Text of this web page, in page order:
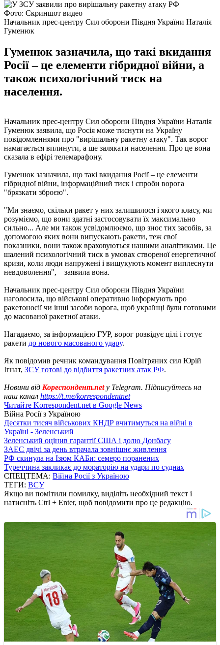
Фото: Скриншот видео
Начальник прес-центру Сил оборони Півдня України Наталія
Гуменюк
Гуменюк зазначила, що такі вкидання
Росії – це елементи гібридної війни, а
також психологічний тиск на
населення.
Начальник прес-центру Сил оборони Півдня України Наталія
Гуменюк заявила, що Росія може тиснути на Україну
повідомленнями про "вирішальну ракетну атаку". Так ворог
намагається вплинути, а ще залякати населення. Про це вона
сказала в ефірі телемарафону.
Гуменюк зазначила, що такі вкидання Росії – це елементи
гібридної війни, інформаційний тиск і спроби ворога
"брязкати зброєю".
"Ми знаємо, скільки ракет у них залишилося і якого класу, ми
розуміємо, що вони здатні застосовувати їх максимально
сильно... Але ми також усвідомлюємо, що знос тих засобів, за
допомогою яких вони випускають ракети, теж свої
показники, вони також враховуються нашими аналітиками. Це
шалений психологічний тиск в умовах створеної енергетичної
кризи, коли люди напружені і вишукують момент виплеснути
невдоволення", – заявила вона.
Начальник прес-центру Сил оборони Півдня України
наголосила, що військові оперативно інформують про
ракетоносії чи інші засоби ворога, щоб українці були готовими
до масованої ракетної атаки.
Нагадаємо, за інформацією ГУР, ворог розвідує цілі і готує
ракети до нового масованого удару.
Як повідомив речник командування Повітряних сил Юрій
Ігнат, ЗСУ готові до відбиття ракетних атак РФ.
Новини від Кореспондент.netу Telegram. Підписуйтесь на
наш канал https://t.me/korrespondentnet
Читайте Korrespondent.net в Google News
Війна Росії з Україною
Десятки тисяч військових КНДР вчитимуться на війні в
Україні - Зеленський
Зеленський оцінив гарантії США і долю Донбасу
ЗАЕС двічі за день втрачала зовнішнє живлення
РФ скинула на Ізюм КАБи: семеро поранених
Туреччина закликає до мораторію на удари по суднах
СПЕЦТЕМА: Війна Росії з Україною
ТЕГИ: ВСУ
Якщо ви помітили помилку, виділіть необхідний текст і
натисніть Ctrl + Enter, щоб повідомити про це редакцію.